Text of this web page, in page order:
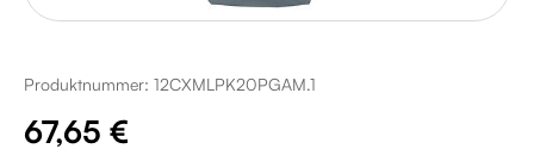
Produktnummer: 12CXMLPK20PGAM.1
Regulärer Preis:
67,65 €